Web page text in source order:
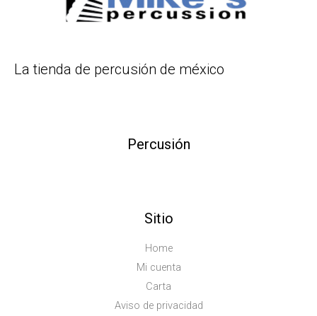
La tienda de percusión de méxico
Percusión
Sitio
Home
Mi cuenta
Carta
Aviso de privacidad